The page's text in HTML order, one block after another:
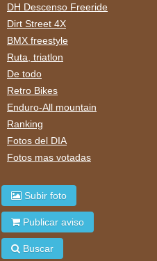
DH Descenso Freeride
Dirt Street 4X
BMX freestyle
Ruta, triatlon
De todo
Retro Bikes
Enduro-All mountain
Ranking
Fotos del DIA
Fotos mas votadas
Subir foto
Publicar aviso
Buscar